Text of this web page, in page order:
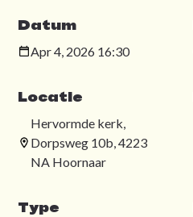
Datum
Apr 4, 2026 16:30
Locatie
Hervormde kerk,
Dorpsweg 10b, 4223
NA Hoornaar
Type